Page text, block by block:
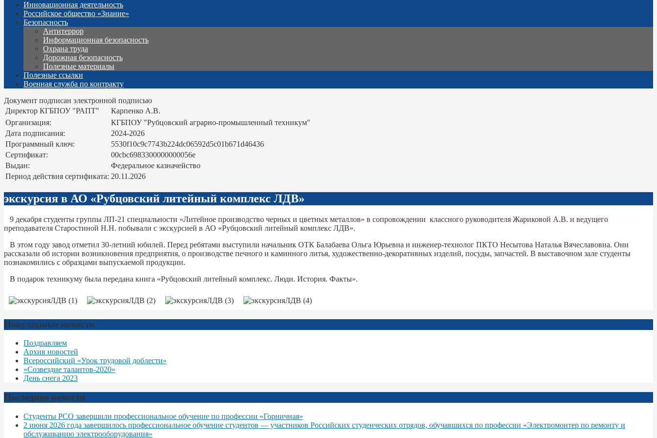
Инновационная деятельность
Российское общество «Знание»
Безопасность
Антитеррор
Информационная безопасность
Охрана труда
Дорожная безопасность
Полезные материалы
Полезные ссылки
Военная служба по контракту
Документ подписан электронной подписью
Директор КГБПОУ "РАПТ"
Карпенко А.В.
Организация:
КГБПОУ "Рубцовский аграрно-промышленный техникум"
Дата подписания:
2024-2026
Программный ключ:
5530f10c9c7743b224dc06592d5c01b671d46436
Сертификат:
00cbc6983300000000056e
Выдан:
Федеральное казначейство
Период действия сертификата: 20.11.2026
экскурсия в АО «Рубцовский литейный комплекс ЛДВ»
9 декабря студенты группы ЛП-21 специальности «Литейное производство черных и цветных металлов» в сопровождении классного руководителя Жариковой А.В. и ведущего
преподавателя Старостиной Н.Н. побывали с экскурсией в АО «Рубцовский литейный комплекс ЛДВ».
В этом году завод отметил 30-летний юбилей. Перед ребятами выступили начальник ОТК Балабаева Ольга Юрьевна и инженер-технолог ПКТО Несытова Наталья Вячеславовна. Они
рассказали об истории возникновения предприятия, о производстве печного и каминного литья, художественно-декоративных изделий, посуды, запчастей. В выставочном зале студенты
познакомились с образцами выпускаемой продукции.
В подарок техникуму была передана книга «Рубцовский литейный комплекс. Люди. История. Факты».
Популярные новости
Поздравляем
Архив новостей
Всероссийский «Урок трудовой доблести»
«Созвездие талантов-2020»
День снега 2023
Последние новости
Студенты РСО завершили профессиональное обучение по профессии «Горничная»
2 июня 2026 года завершилось профессиональное обучение студентов — участников Российских студенческих отрядов, обучавшихся по профессии «Электромонтер по ремонту и
обслуживанию электрооборудования»